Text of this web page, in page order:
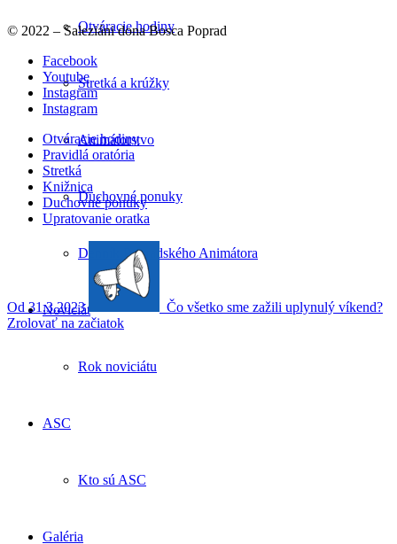
Otváracie hodiny
Stretká a krúžky
Animátorstvo
Duchovné ponuky
Denník Popradského Animátora
Noviciát
Rok noviciátu
ASC
Kto sú ASC
Galéria
© 2022 – Saleziáni dona Bosca Poprad
Facebook
Youtube
Instagram
Instagram
Otváracie hodiny
Pravidlá oratória
Stretká
Knižnica
Duchovné ponuky
Upratovanie oratka
Od 31.3.2023
Čo všetko sme zažili uplynulý víkend?
Zrolovať na začiatok